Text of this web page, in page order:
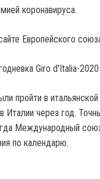
коронавируса.
Европейского
Giro d'Italia-
пройти в
через год.
Международный
по календарю.